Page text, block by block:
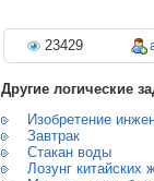
23429
Другие логические
Изобретение
Завтрак
Стакан воды
Лозунг китайских